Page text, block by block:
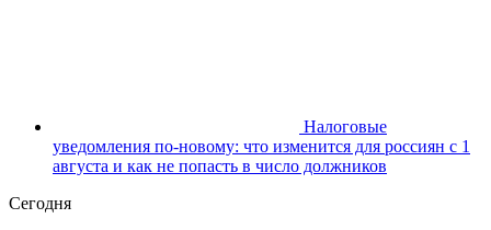
Налоговые
уведомления по-новому: что изменится для россиян с 1
августа и как не попасть в число должников
Сегодня